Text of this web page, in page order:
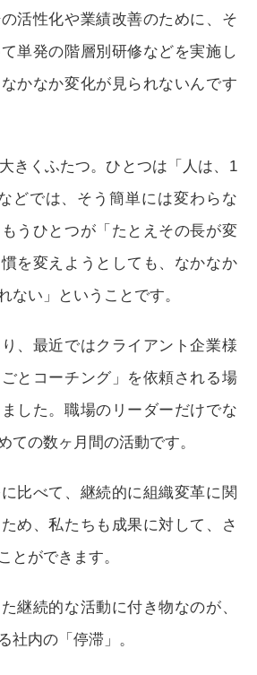
の活性化や業績改善のために、そ
単発の階層別研修などを実施し
かなか変化が見られないんです
きくふたつ。ひとつは「人は、1
どでは、そう簡単には変わらな
うひとつが「たとえその長が変
を変えようとしても、なかなか
ない」ということです。
、最近ではクライアント企業様
とコーチング」を依頼される場
した。職場のリーダーだけでな
ての数ヶ月間の活動です。
比べて、継続的に組織変革に関
め、私たちも成果に対して、さ
とができます。
継続的な活動に付き物なのが、
社内の「停滞」。